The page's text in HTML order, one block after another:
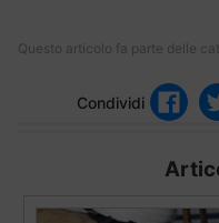
Questo articolo fa parte delle
Condividi